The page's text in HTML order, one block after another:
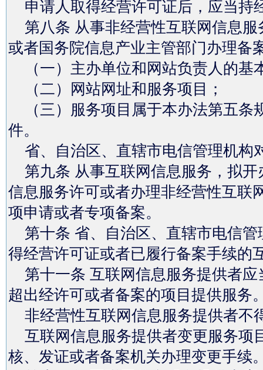
申请人取得经营许可证后，应当持
第八条 从事非经营性互联网信息服
或者国务院信息产业主管部门办理备
（一）主办单位和网站负责人的基
（二）网站网址和服务项目；
（三）服务项目属于本办法第五条
件。
省、自治区、直辖市电信管理机构
第九条 从事互联网信息服务，拟开
信息服务许可或者办理非经营性互联
项申请或者专项备案。
第十条 省、自治区、直辖市电信管
得经营许可证或者已履行备案手续的
第十一条 互联网信息服务提供者应
超出经许可或者备案的项目提供服务
非经营性互联网信息服务提供者不
互联网信息服务提供者变更服务项
核、发证或者备案机关办理变更手续